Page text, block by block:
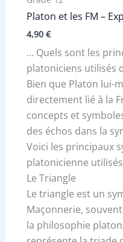
Platon et les FM –
4,90 €
… Quels sont les
platoniciens utilisés
Bien que Platon lui-
directement lié à la
concepts et
des échos dans la
Voici les principaux
platonicienne
Le Triangle
Le triangle est un
Maçonnerie,
la philosophie